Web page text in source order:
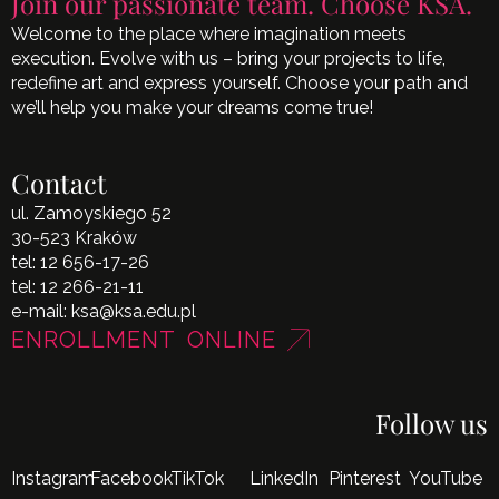
Welcome to the place where imagination meets
execution. Evolve with us – bring your projects to life,
redefine art and express yourself. Choose your path and
we’ll help you make your dreams come true!
Contact
ul. Zamoyskiego 52
30-523 Kraków
tel: 12 656-17-26
tel: 12 266-21-11
e-mail: ksa@ksa.edu.pl
ENROLLMENT ONLINE
Follow us
InstagramFacebookTikTok LinkedIn Pinterest YouTube